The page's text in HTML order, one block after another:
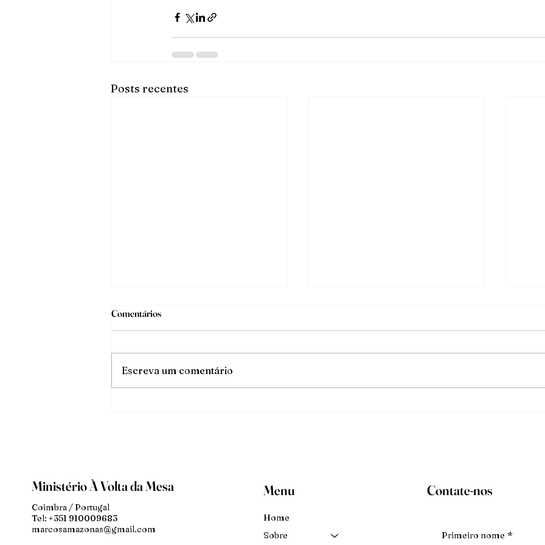
Posts recentes
Mude O
Comentários
Escreva um comentário
Ministério À Volta da Mesa
Coimbra / Portugal
Tel: +351 910009683
marcosamazonas@gmail.com
Menu
Home
Sobre
Contate-nos
Primeiro nome *